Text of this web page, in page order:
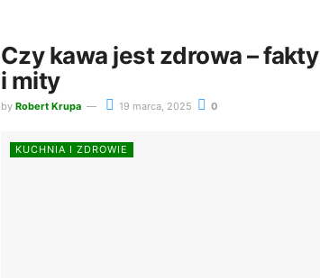
Czy kawa jest zdrowa – fakty
i mity
by Robert Krupa 19 marca, 2025 0
KUCHNIA I ZDROWIE